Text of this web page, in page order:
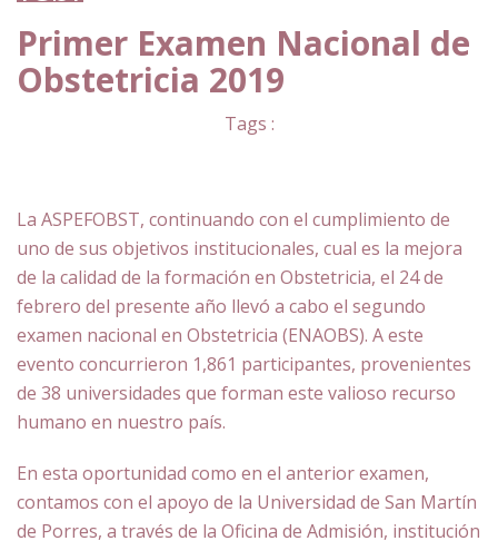
2019
Primer Examen Nacional de
Obstetricia 2019
Tags :
La ASPEFOBST, continuando con el cumplimiento de
uno de sus objetivos institucionales, cual es la mejora
de la calidad de la formación en Obstetricia, el 24 de
febrero del presente año llevó a cabo el segundo
examen nacional en Obstetricia (ENAOBS). A este
evento concurrieron 1,861 participantes, provenientes
de 38 universidades que forman este valioso recurso
humano en nuestro país.
En esta oportunidad como en el anterior examen,
contamos con el apoyo de la Universidad de San Martín
de Porres, a través de la Oficina de Admisión, institución